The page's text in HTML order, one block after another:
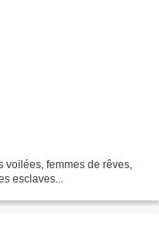
voilées, femmes de rêves,
esclaves...